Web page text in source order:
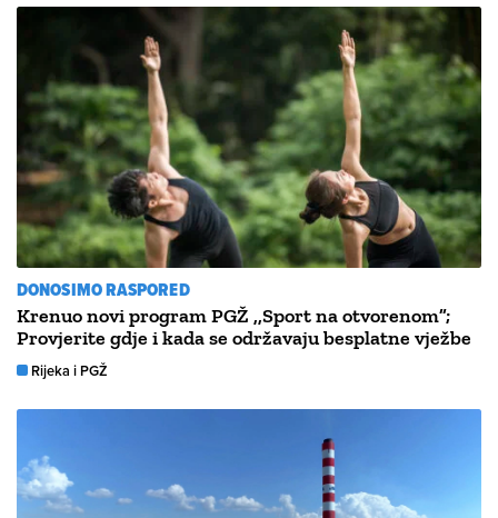
DONOSIMO RASPORED
Krenuo novi program PGŽ ,,Sport na otvorenom”;
Provjerite gdje i kada se održavaju besplatne vježbe
Rijeka i PGŽ